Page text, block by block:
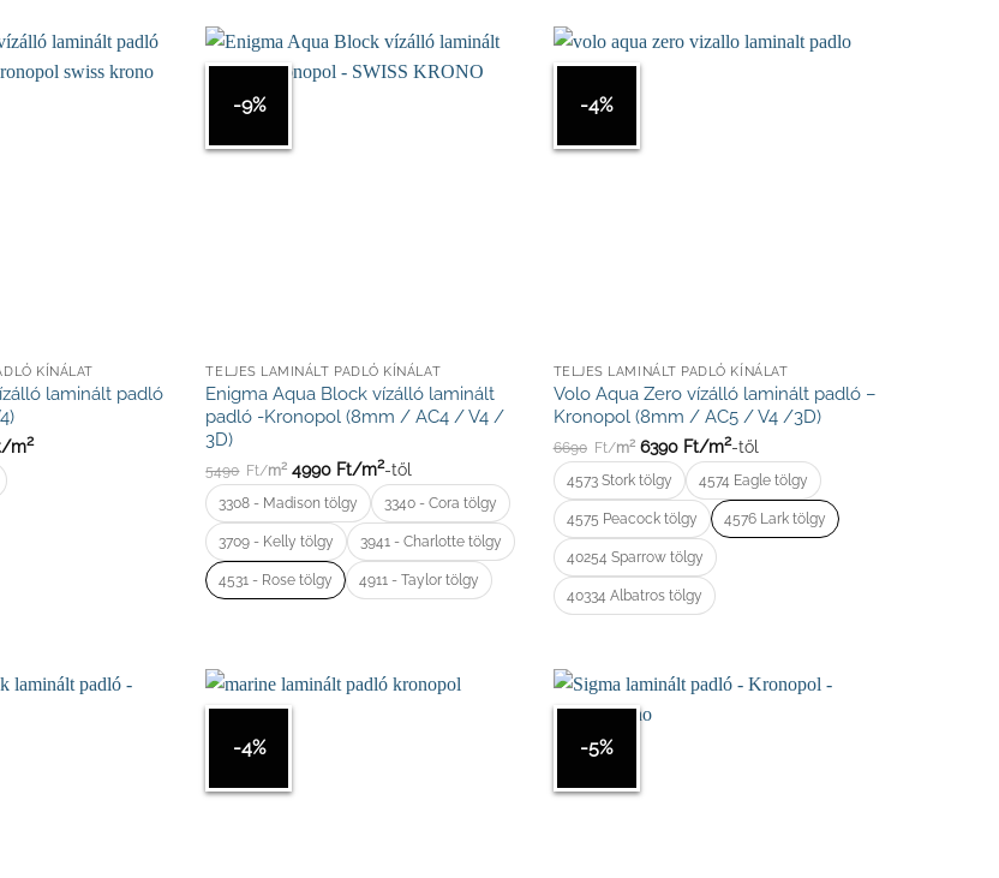
KÍNÁLAT
laminált padló
m2
-9%
TELJES LAMINÁLT PADLÓ KÍNÁLAT
Enigma Aqua Block vízálló laminált
padló -Kronopol (8mm / AC4 / V4 /
3D)
5490 Ft/m2 4990 Ft/m2-től
3308 - Madison tölgy 3340 - Cora tölgy
3709 - Kelly tölgy 3941 - Charlotte tölgy
4531 - Rose tölgy 4911 - Taylor tölgy
-4%
TELJES LAMINÁLT PADLÓ KÍNÁLAT
Volo Aqua Zero vízálló laminált padló –
Kronopol (8mm / AC5 / V4 /3D)
6690 Ft/m26390 Ft/m2-től
4573 Stork tölgy 4574 Eagle tölgy
4575 Peacock tölgy 4576 Lark tölgy
40254 Sparrow tölgy
40334 Albatros tölgy
-4% -5%